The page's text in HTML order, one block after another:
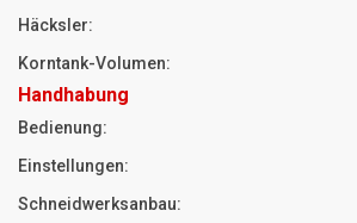
Häcksler:
Korntank-Volumen:
Handhabung
Bedienung:
Einstellungen:
Schneidwerksanbau: